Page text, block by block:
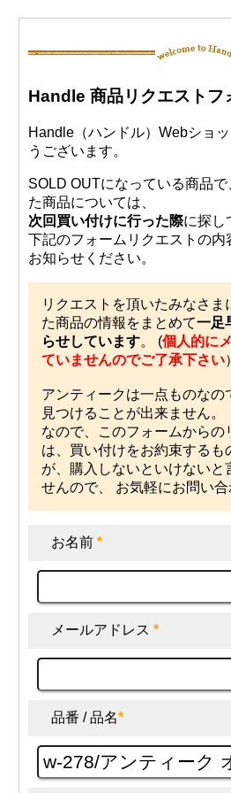
Handle 商品リクエストフ
Handle（ハンドル）Webショ
うございます。
SOLD OUTになっている商品
た商品については、
次回買い付けに行った際に探し
下記のフォームリクエストの内
お知らせください。
リクエストを頂いたみなさま
た商品の情報をまとめて一足
らせしています。 (個人的に
ていませんのでご了承下さい）
アンティークは一点ものなの
見つけることが出来ません。
なので、このフォームからの
は、買い付けをお約束するも
が、購入しないといけないと
せんので、 お気軽にお問い合
お名前 *
メールアドレス *
品番 / 品名*